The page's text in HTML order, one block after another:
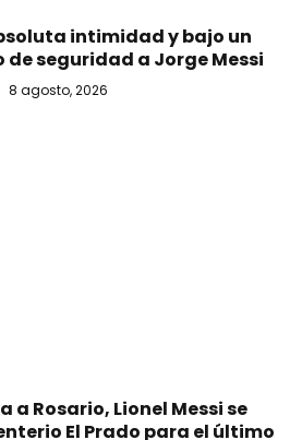
intimidad y bajo un
seguridad a Jorge Messi
8 agosto, 2026
a Rosario, Lionel Messi se
El Prado para el último